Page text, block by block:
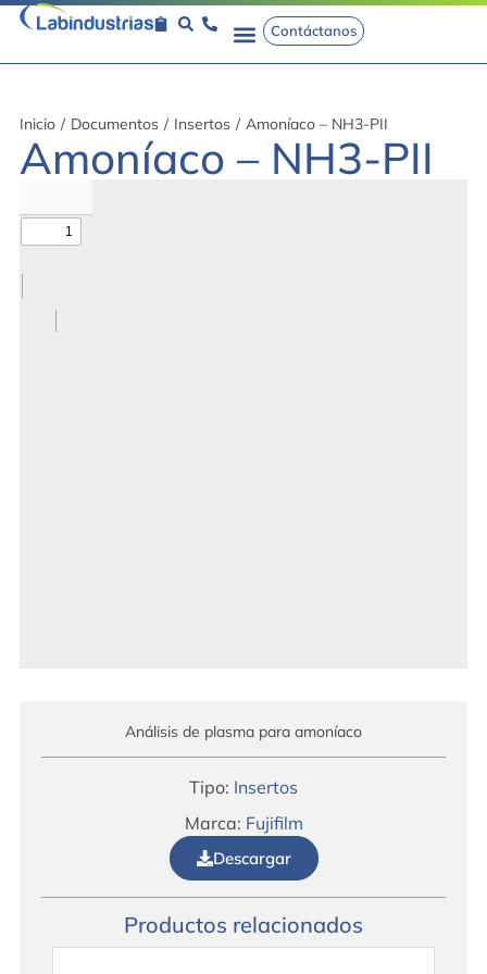
Contáctanos
Inicio / Documentos / Insertos / Amoníaco – NH3-PII
Amoníaco – NH3-PII
Análisis de plasma para amoníaco
Tipo: Insertos
Marca: Fujifilm
Descargar
Productos relacionados